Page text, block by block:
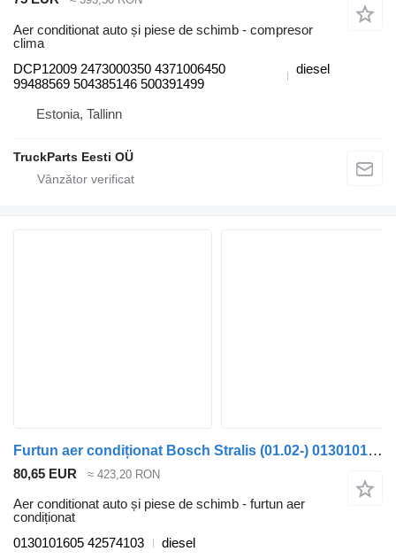
Aer conditionat auto și piese de schimb - compresor
clima
DCP12009 2473000350 4371006450
99488569 504385146 500391499
diesel
Estonia, Tallinn
TruckParts Eesti OÜ
Furtun aer condiționat Bosch Stralis (01.02-) 0130101605 pentru cap tractor IVECO Stralis, Trakker (2002-)
80,65 EUR ≈ 423,20 RON
Aer conditionat auto și piese de schimb - furtun aer
condiționat
0130101605 42574103
diesel